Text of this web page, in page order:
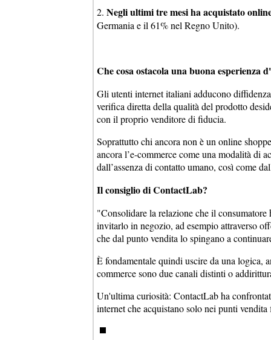
2. Negli ultimi tre mesi ha acquistato
Germania e il 61% nel Regno Unito).
Che cosa ostacola una buona esperienza
Gli utenti internet italiani adducono
verifica diretta della qualità del prodotto
con il proprio venditore di fiducia.
Soprattutto chi ancora non è un online
ancora l’e-commerce come una modalità di
dall’assenza di contatto umano, così come
Il consiglio di ContactLab?
"Consolidare la relazione che il
invitarlo in negozio, ad esempio attraverso
che dal punto vendita lo spingano a
È fondamentale quindi uscire da una logica,
commerce sono due canali distinti o
Un'ultima curiosità: ContactLab ha
internet che acquistano solo nei punti